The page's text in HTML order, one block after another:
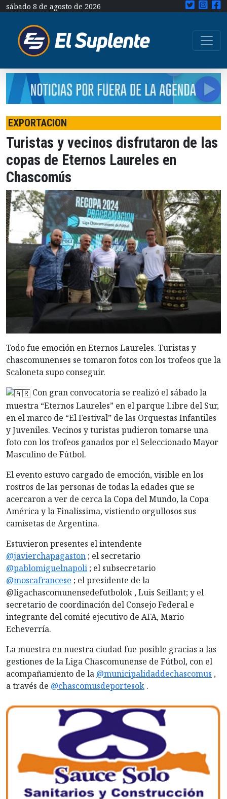
sábado 8 de agosto de 2026
EXPORTACION
Turistas y vecinos disfrutaron de las
copas de Eternos Laureles en
Chascomús
Todo fue emoción en Eternos Laureles. Turistas y
chascomunenses se tomaron fotos con los trofeos que la
Scaloneta supo conseguir.
Con gran convocatoria se realizó el sábado la
muestra “Eternos Laureles” en el parque Libre del Sur,
en el marco de “El Festival” de las Orquestas Infantiles
y Juveniles. Vecinos y turistas pudieron tomarse una
foto con los trofeos ganados por el Seleccionado Mayor
Masculino de Fútbol.
El evento estuvo cargado de emoción, visible en los
rostros de las personas de todas la edades que se
acercaron a ver de cerca la Copa del Mundo, la Copa
América y la Finalissima, vistiendo orgullosos sus
camisetas de Argentina.
Estuvieron presentes el intendente
@javierchapagaston ; el secretario
@pablomiguelnapoli ; el subsecretario
@moscafrancese ; el presidente de la
@ligachascomunensedefutbolok , Luis Seillant; y el
secretario de coordinación del Consejo Federal e
integrante del comité ejecutivo de AFA, Mario
Echeverría.
La muestra en nuestra ciudad fue posible gracias a las
gestiones de la Liga Chascomunense de Fútbol, con el
acompañamiento de la @municipalidaddechascomus ,
a través de @chascomusdeportesok .